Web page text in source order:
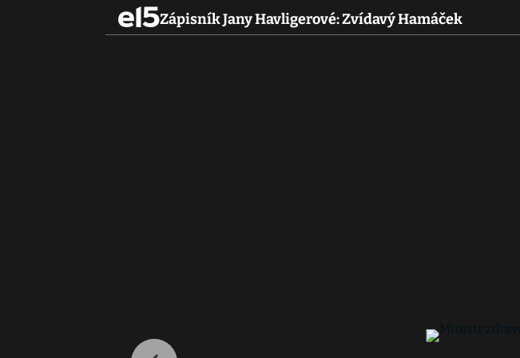
Zápisník Jany Havligerové: Zvídavý Hamáček